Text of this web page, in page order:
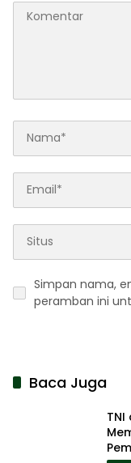
Simpan nama,
peramban ini
Baca Juga
TNI